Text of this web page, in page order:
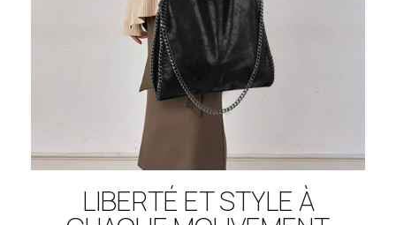
LIBERTÉ ET STYLE À